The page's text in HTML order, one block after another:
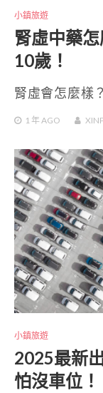
小鎮旅遊
腎虛中藥
10歲！
腎虛會怎麼樣
1 年 AGO
小鎮旅遊
2025最新
怕沒車位！